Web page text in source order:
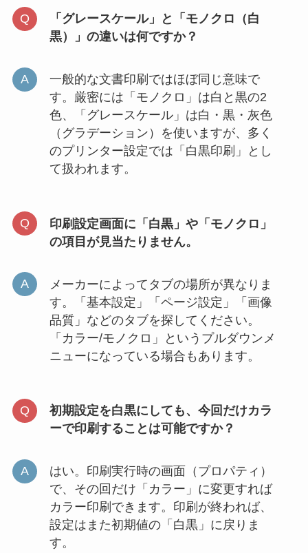
「グレースケール」と「モノクロ（白
黒）」の違いは何ですか？
一般的な文書印刷ではほぼ同じ意味で
す。厳密には「モノクロ」は白と黒の2
色、「グレースケール」は白・黒・灰色
（グラデーション）を使いますが、多く
のプリンター設定では「白黒印刷」とし
て扱われます。
印刷設定画面に「白黒」や「モノクロ」
の項目が見当たりません。
メーカーによってタブの場所が異なりま
す。「基本設定」「ページ設定」「画像
品質」などのタブを探してください。
「カラー/モノクロ」というプルダウンメ
ニューになっている場合もあります。
初期設定を白黒にしても、今回だけカラ
ーで印刷することは可能ですか？
はい。印刷実行時の画面（プロパティ）
で、その回だけ「カラー」に変更すれば
カラー印刷できます。印刷が終われば、
設定はまた初期値の「白黒」に戻りま
す。